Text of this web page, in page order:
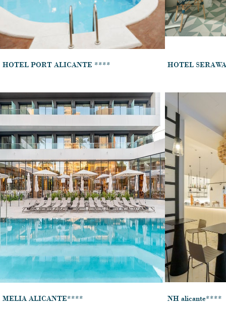
HOTEL PORT ALICANTE **** HOTEL
MELIA ALICANTE**** NH alicante****